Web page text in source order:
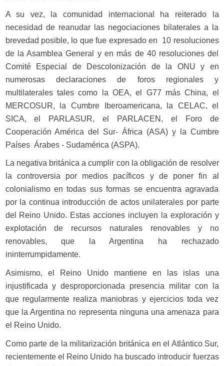
A su vez, la comunidad internacional ha reiterado la
necesidad de reanudar las negociaciones bilaterales a la
brevedad posible, lo que fue expresado en 10 resoluciones
de la Asamblea General y en más de 40 resoluciones del
Comité Especial de Descolonización de la ONU y en
numerosas declaraciones de foros regionales y
multilaterales tales como la OEA, el G77 más China, el
MERCOSUR, la Cumbre Iberoamericana, la CELAC, el
SICA, el PARLASUR, el PARLACEN, el Foro de
Cooperación América del Sur- África (ASA) y la Cumbre
Países Árabes - Sudamérica (ASPA).
La negativa británica a cumplir con la obligación de resolver
la controversia por medios pacíficos y de poner fin al
colonialismo en todas sus formas se encuentra agravada
por la continua introducción de actos unilaterales por parte
del Reino Unido. Estas acciones incluyen la exploración y
explotación de recursos naturales renovables y no
renovables, que la Argentina ha rechazado
ininterrumpidamente.
Asimismo, el Reino Unido mantiene en las islas una
injustificada y desproporcionada presencia militar con la
que regularmente realiza maniobras y ejercicios toda vez
que la Argentina no representa ninguna una amenaza para
el Reino Unido.
Como parte de la militarización británica en el Atlántico Sur,
recientemente el Reino Unido ha buscado introducir fuerzas